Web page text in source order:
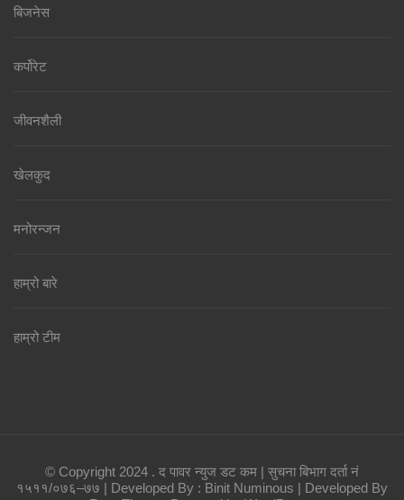
बिजनेस
कर्पोरेट
जीवनशैली
खेलकुद
मनोरन्जन
हाम्रो बारे
हाम्रो टीम
© Copyright 2024 . द पावर न्युज डट कम | सुचना बिभाग दर्ता नं
१५११/०७६–७७ | Developed By : Binit Numinous | Developed By